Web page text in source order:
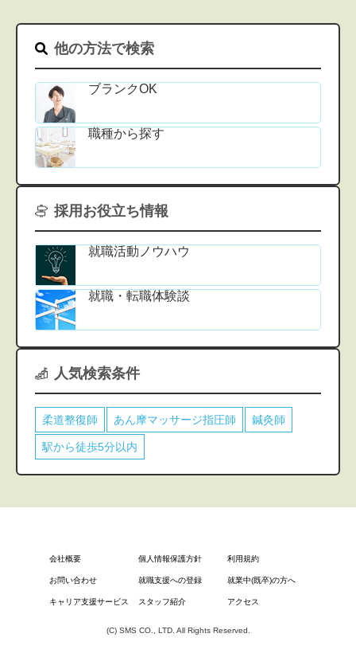
他の方法で検索
ブランクOK
職種から探す
採用お役立ち情報
就職活動ノウハウ
就職・転職体験談
人気検索条件
柔道整復師 あん摩マッサージ指圧師 鍼灸師
駅から徒歩5分以内
会社概要 個人情報保護方針 利用規約
お問い合わせ 就職支援への登録 就業中(既卒)の方へ
キャリア支援サービス スタッフ紹介 アクセス
(C) SMS CO., LTD. All Rights Reserved.